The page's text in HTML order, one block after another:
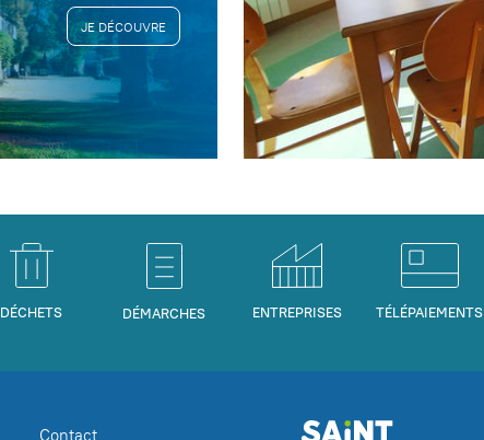
JE DÉCOUVRE
DÉCHETS DÉMARCHES ENTREPRISES TÉLÉPAIEMENTS
Contact